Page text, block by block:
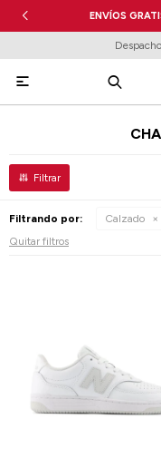
ENVÍOS

Filtrando por: Calzado
Quitar filtros